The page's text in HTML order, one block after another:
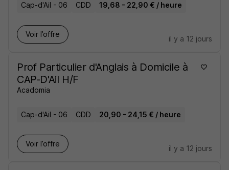
Cap-d'Ail - 06 CDD 19,68 - 22,90 € / heure
Voir l’offre
il y a 12 jours
Prof Particulier d'Anglais à Domicile à
CAP-D'Ail H/F
Acadomia
Cap-d'Ail - 06 CDD 20,90 - 24,15 € / heure
Voir l’offre
il y a 12 jours